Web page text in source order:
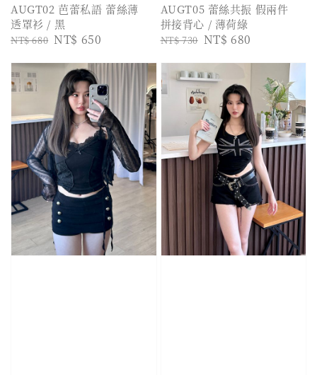
AUGT02 芭蕾私語 蕾絲薄
透罩衫 / 黑
Regular
NT$ 680 Sale
NT$ 650
AUGT05 蕾絲共振 假兩件
拼接背心 / 薄荷綠
Regular
NT$ 730 Sale
NT$ 680